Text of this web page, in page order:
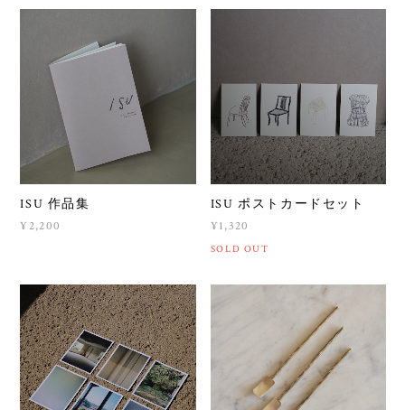
ISU 作品集
¥2,200
ISU ポストカードセット
¥1,320
SOLD OUT